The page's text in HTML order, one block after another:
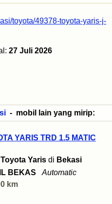
toyota/49378-toyota-yaris-j-
27 Juli 2026
- mobil lain yang mirip:
YARIS TRD 1.5 MATIC
Yaris di Bekasi
BEKAS
Automatic
km